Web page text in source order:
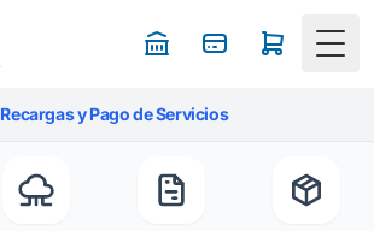
Recargas y Pago de Servicios